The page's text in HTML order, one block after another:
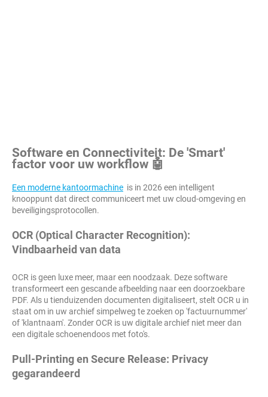
Software en Connectiviteit: De 'Smart'
factor voor uw workflow 🤖
Een moderne kantoormachine is in 2026 een intelligent
knooppunt dat direct communiceert met uw cloud-omgeving en
beveiligingsprotocollen.
OCR (Optical Character Recognition):
Vindbaarheid van data
OCR is geen luxe meer, maar een noodzaak. Deze software
transformeert een gescande afbeelding naar een doorzoekbare
PDF. Als u tienduizenden documenten digitaliseert, stelt OCR u in
staat om in uw archief simpelweg te zoeken op 'factuurnummer'
of 'klantnaam'. Zonder OCR is uw digitale archief niet meer dan
een digitale schoenendoos met foto's.
Pull-Printing en Secure Release: Privacy
gegarandeerd